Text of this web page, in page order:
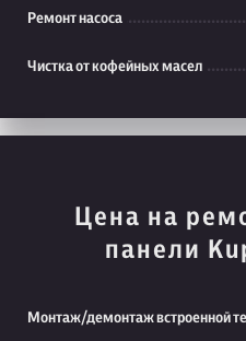
Ремонт насоса
Чистка от кофейных масел
Цена на
панели
Монтаж/демонтаж встроенной